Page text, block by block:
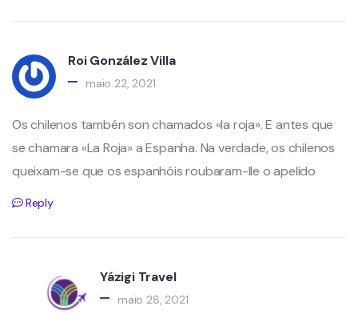
Roi González Villa
maio 22, 2021
Os chilenos tambén son chamados «la roja». E antes que
se chamara «La Roja» a Espanha. Na verdade, os chilenos
queixam-se que os espanhóis roubaram-lle o apelido
Reply
Yázigi Travel
maio 28, 2021